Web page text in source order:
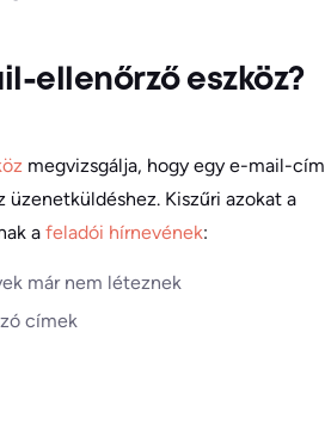
ellenőrző eszköz?
megvizsgálja, hogy egy e-mail-cím
üzenetküldéshez. Kiszűri azokat a
a feladói hírnevének:
már nem léteznek
címek